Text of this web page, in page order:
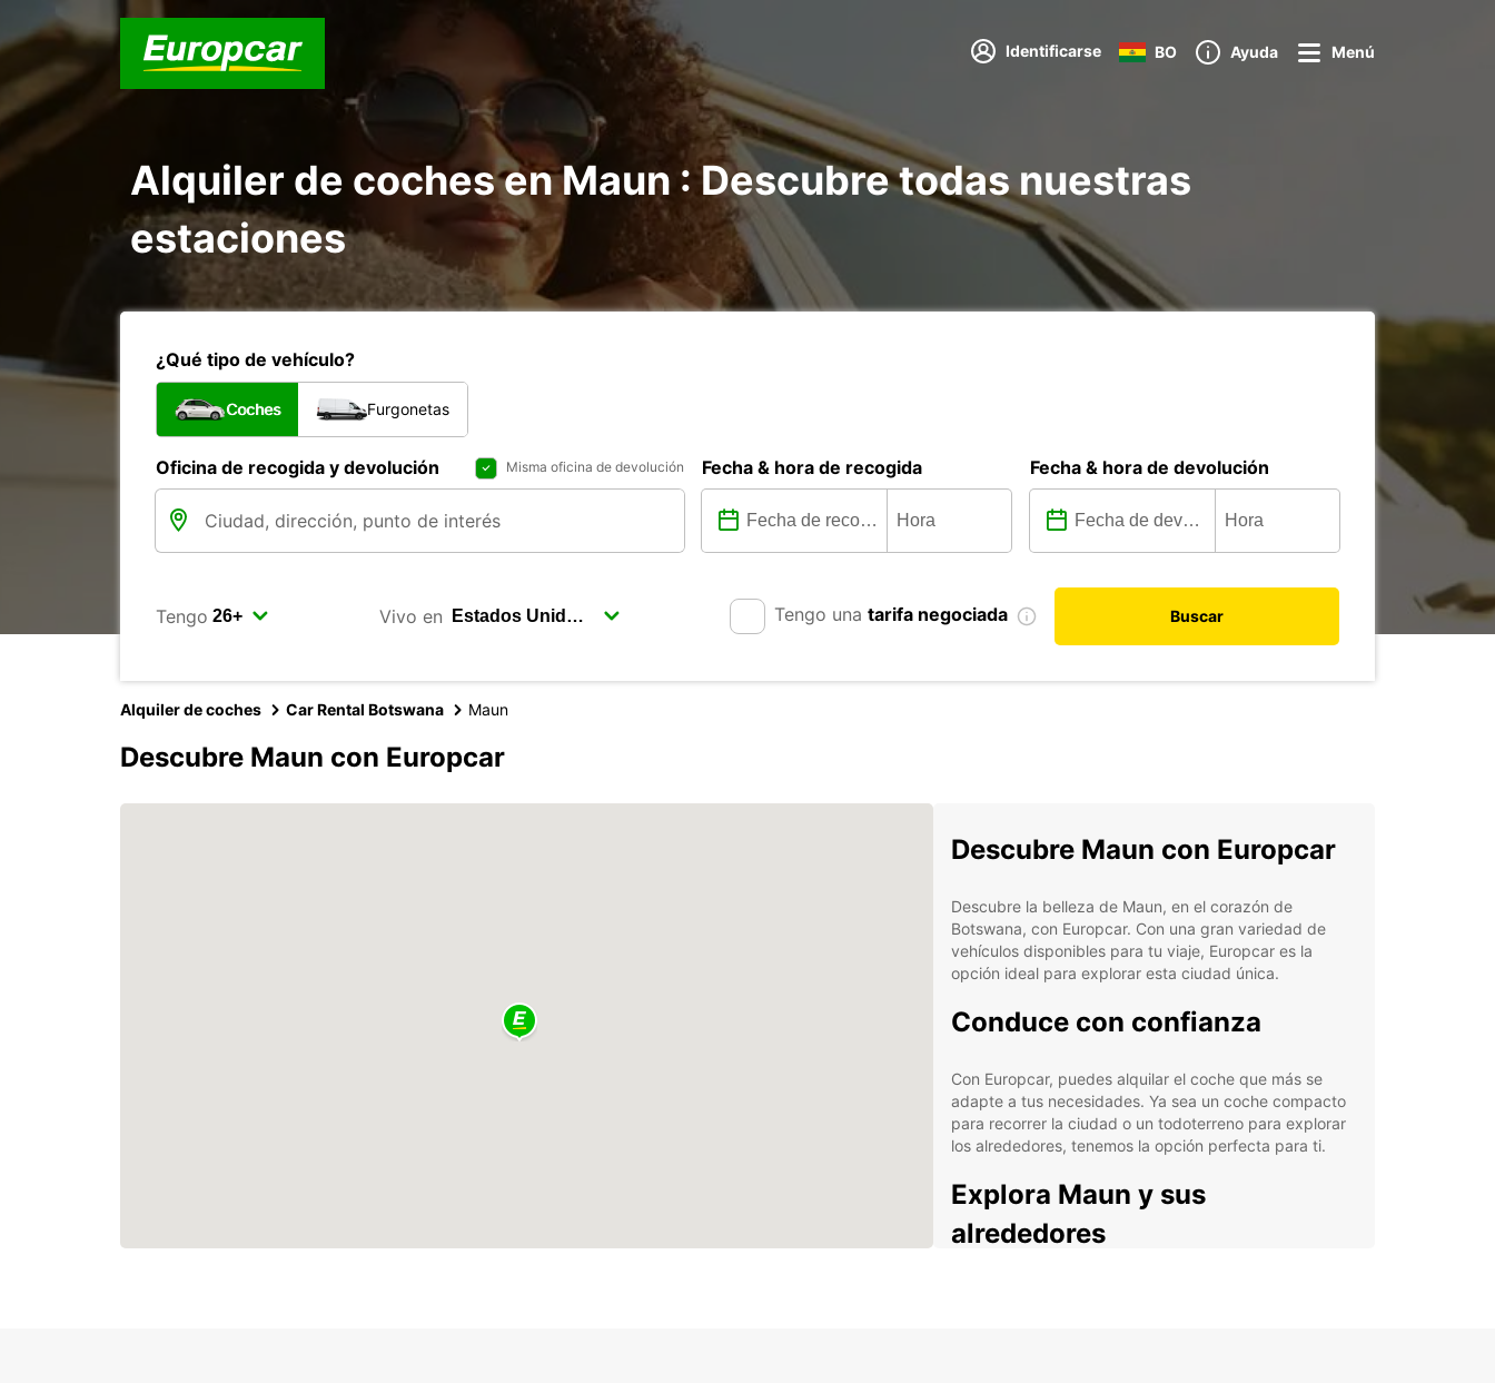
Identificarse BO Ayuda Menú
Alquiler de coches en Maun : Descubre todas nuestras
estaciones
¿Qué tipo de vehículo?
Coches Furgonetas
Oficina de recogida y devolución Misma oficina de devolución Fecha & hora de recogida Fecha & hora de devolución
Tengo Vivo en Tengo una tarifa negociada Buscar
Alquiler de coches Car Rental Botswana Maun
Descubre Maun con Europcar
Descubre Maun con Europcar
Descubre la belleza de Maun, en el corazón de
Botswana, con Europcar. Con una gran variedad de
vehículos disponibles para tu viaje, Europcar es la
opción ideal para explorar esta ciudad única.
Conduce con confianza
Con Europcar, puedes alquilar el coche que más se
adapte a tus necesidades. Ya sea un coche compacto
para recorrer la ciudad o un todoterreno para explorar
los alrededores, tenemos la opción perfecta para ti.
Explora Maun y sus
alrededores